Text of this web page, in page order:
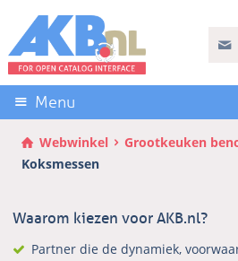
links
over
Direct
naar
de
inhoud
Direct
hoofdmenu
Menu
Webwinkel
Grootkeuken
Koksmessen
Waarom kiezen voor AKB.nl?
Partner die de dynamiek,